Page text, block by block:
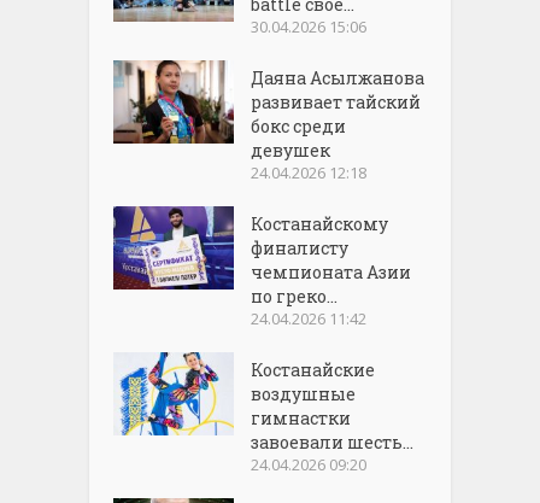
battle свое...
30.04.2026 15:06
Даяна Асылжанова
развивает тайский
бокс среди
девушек
24.04.2026 12:18
Костанайскому
финалисту
чемпионата Азии
по греко...
24.04.2026 11:42
Костанайские
воздушные
гимнастки
завоевали шесть...
24.04.2026 09:20